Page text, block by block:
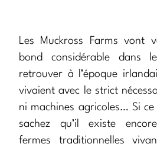
Les Muckross Farms vont
bond considérable dans
retrouver à l’époque
vivaient avec le strict
ni machines agricoles… Si
sachez qu’il existe
fermes traditionnelles